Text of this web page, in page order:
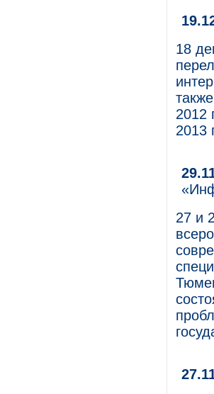
18
2012
2013
27 и